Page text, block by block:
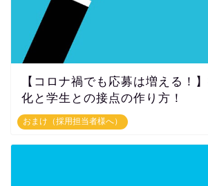
おまけ（採用担当者様へ）
【コロナ禍でも応募は増える！
化と学生との接点の作り方！